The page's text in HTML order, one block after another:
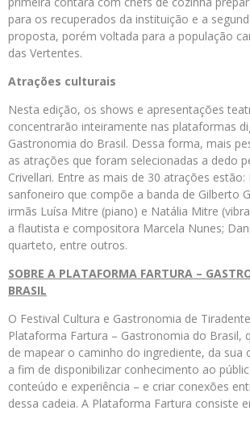
para os recuperados da instituição e a
proposta, porém voltada para a população
das Vertentes.
Atrações culturais
Nesta edição, os shows e apresentações
concentrarão inteiramente nas plataformas
Gastronomia do Brasil. Dessa forma, mais
as atrações que foram selecionadas a dedo
Crivellari. Entre as mais de 30 atrações
sanfoneiro que compõe a banda de Gilberto
irmãs Luísa Mitre (piano) e Natália Mitre
a flautista e compositora Marcela Nunes;
quarteto, entre outros.
SOBRE A PLATAFORMA FARTURA –
BRASIL
O Festival Cultura e Gastronomia de
Plataforma Fartura – Gastronomia do Brasil,
de mapear o caminho do ingrediente, da sua
a fim de disponibilizar conhecimento ao
conteúdo e experiência – e criar conexões
dessa cadeia. A Plataforma Fartura consiste